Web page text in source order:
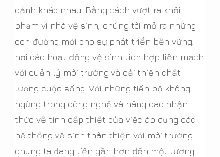
cảnh khác nhau. Bằng cách vượt ra khỏi
phạm vi nhà vệ sinh, chúng tôi mở ra những
con đường mới cho sự phát triển bền vững,
nơi các hoạt động vệ sinh tích hợp liền mạch
với quản lý môi trường và cải thiện chất
lượng cuộc sống. Với những tiến bộ không
ngừng trong công nghệ và nâng cao nhận
thức về tính cấp thiết của việc áp dụng các
hệ thống vệ sinh thân thiện với môi trường,
chúng ta đang tiến gần hơn đến một tương